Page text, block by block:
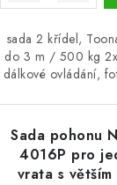
sada 2 křídel,
do 3 m / 500 kg
dálkové ovládání,
Sada pohonu
4016P pro
vrata s